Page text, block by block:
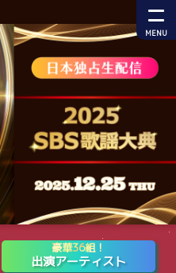
MENU
豪華36組！
出演アーティスト